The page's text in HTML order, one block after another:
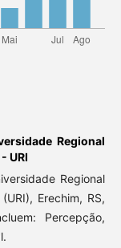
Regional
URI
Regional
Erechim, RS,
Percepção,